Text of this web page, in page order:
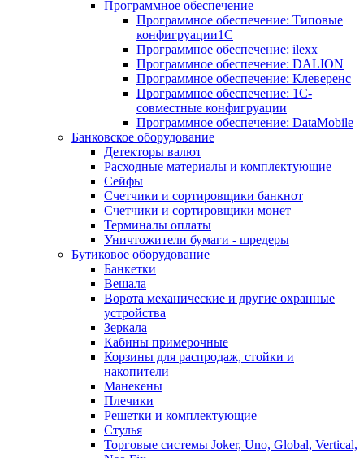
Программное обеспечение
Программное обеспечение: Типовые
конфигруации1С
Программное обеспечение: ilexx
Программное обеспечение: DALION
Программное обеспечение: Клеверенс
Программное обеспечение: 1С-
совместные конфигруации
Программное обеспечение: DataMobile
Банковское оборудование
Детекторы валют
Расходные материалы и комплектующие
Сейфы
Счетчики и сортировщики банкнот
Счетчики и сортировщики монет
Терминалы оплаты
Уничтожители бумаги - шредеры
Бутиковое оборудование
Банкетки
Вешала
Ворота механические и другие охранные
устройства
Зеркала
Кабины примерочные
Корзины для распродаж, стойки и
накопители
Манекены
Плечики
Решетки и комплектующие
Стулья
Торговые системы Joker, Uno, Global, Vertical,